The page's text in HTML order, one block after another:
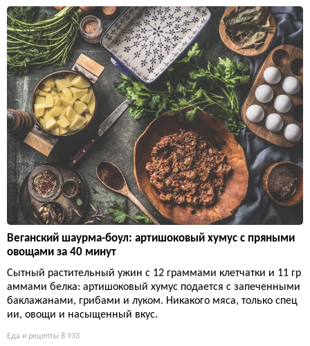
Веганский шаурма-боул: артишоковый хумус с пряными
овощами за 40 минут
Сытный растительный ужин с 12 граммами клетчатки и 11 гр
аммами белка: артишоковый хумус подается с запеченными
баклажанами, грибами и луком. Никакого мяса, только спец
ии, овощи и насыщенный вкус.
Еда и рецепты 8 933